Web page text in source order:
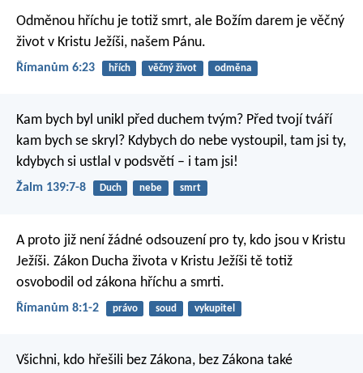
Odměnou hříchu je totiž smrt, ale Božím darem je věčný
život v Kristu Ježíši, našem Pánu.
Římanům 6:23 hřích věčný život odměna
Kam bych byl unikl před duchem tvým? Před tvojí tváří
kam bych se skryl? Kdybych do nebe vystoupil, tam jsi ty,
kdybych si ustlal v podsvětí – i tam jsi!
Žalm 139:7-8 Duch nebe smrt
A proto již není žádné odsouzení pro ty, kdo jsou v Kristu
Ježíši. Zákon Ducha života v Kristu Ježíši tě totiž
osvobodil od zákona hříchu a smrti.
Římanům 8:1-2 právo soud vykupitel
Všichni, kdo hřešili bez Zákona, bez Zákona také